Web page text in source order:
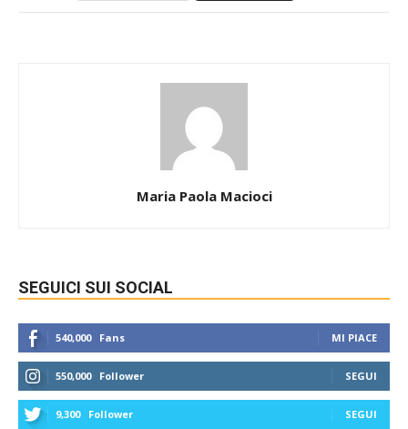
Maria Paola Macioci
SEGUICI SUI SOCIAL
540,000 Fans MI PIACE
550,000 Follower SEGUI
9,300 Follower SEGUI